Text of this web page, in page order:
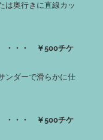
は奥行きに直線カッ
・・・ ￥500チケ
ンダーで滑らかに仕
・・・ ￥500チケ